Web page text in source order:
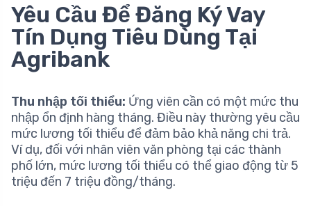
Yêu Cầu Để Đăng Ký Vay
Tín Dụng Tiêu Dùng Tại
Agribank
Thu nhập tối thiểu: Ứng viên cần có một mức thu
nhập ổn định hàng tháng. Điều này thường yêu cầu
mức lương tối thiểu để đảm bảo khả năng chi trả.
Ví dụ, đối với nhân viên văn phòng tại các thành
phố lớn, mức lương tối thiểu có thể giao động từ 5
triệu đến 7 triệu đồng/tháng.